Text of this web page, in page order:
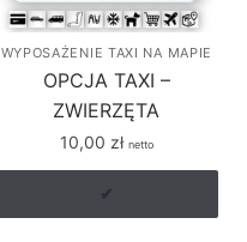
WYPOSAŻENIE TAXI NA MAPIE
OPCJA TAXI –
ZWIERZĘTA
10,00 zł netto
✔